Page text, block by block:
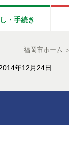
・手続き
福岡市ホーム
年12月24日